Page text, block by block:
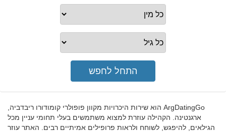
ArgDatingGo הוא שירות היכרויות מקוון פופולרי קומודורו ריבדביה,
ארגנטינה. הקהילה עוזרת למצוא משתמשים בעלי תחומי עניין מכל
הגילאים, להיפגש, לשוחח ולראות פרופילים אמיתיים רבים. האתר עוזר